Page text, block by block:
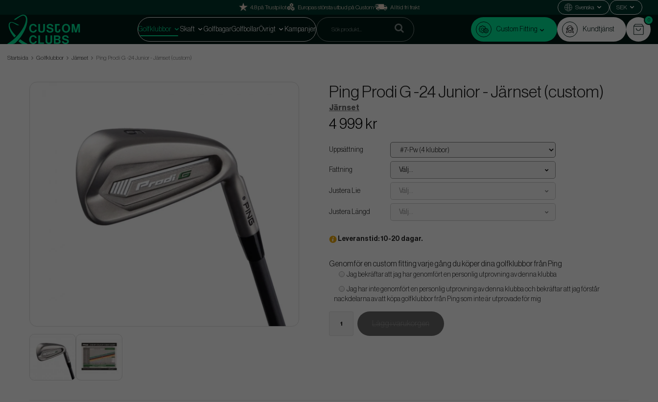
4.8 på Trustpilot Europas största utbud på Custom Alltid fri frakt Svenska SEK
Golfklubbor Skaft GolfbagarGolfbollarÖvrigt Kampanjer Custom Fitting Kundtjänst
0
Startsida Golfklubbor Järnset Ping Prodi G -24 Junior - Järnset (custom)
Ping Prodi G -24 Junior - Järnset (custom)
Järnset
4 999 kr
Uppsättning
Fattning Välj...
Justera Lie Välj...
Justera Längd Välj...
Leveranstid: 10-20 dagar.
Genomför en custom fitting varje gång du köper dina golfklubbor från Ping
Jag bekräftar att jag har genomfört en personlig utprovning av denna klubba
Jag har inte genomfört en personlig utprovning av denna klubba och bekräftar att jag förstår
nackdelarna av att köpa golfklubbor från Ping som inte är utprovade för mig